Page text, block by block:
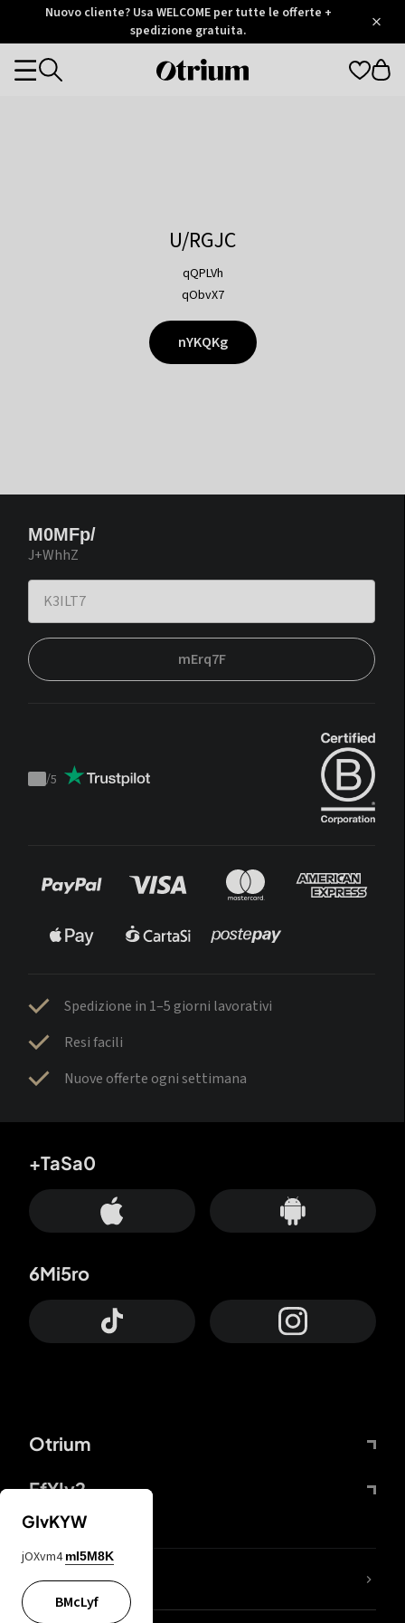
Otrium
Trustpilot
Nuovo cliente? Usa WELCOME per tutte le offerte +
spedizione gratuita.
Otrium
Categories
U/RGJC
qQPLVh
qObvX7
nYKQKg
M0MFp/
J+WhhZ
mErq7F
Trustpilot
/5
Spedizione in 1–5 giorni lavorativi
Resi facili
Nuove offerte ogni settimana
Otrium
FfYIy2
+TaSa0
6Mi5ro
Lj7sBL
GIvKYW
jOXvm4 mI5M8K
BMcLyf